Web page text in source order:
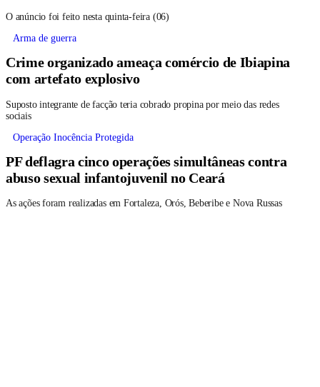
O anúncio foi feito nesta quinta-feira (06)
Arma de guerra
Crime organizado ameaça comércio de Ibiapina
com artefato explosivo
Suposto integrante de facção teria cobrado propina por meio das redes
sociais
Operação Inocência Protegida
PF deflagra cinco operações simultâneas contra
abuso sexual infantojuvenil no Ceará
As ações foram realizadas em Fortaleza, Orós, Beberibe e Nova Russas